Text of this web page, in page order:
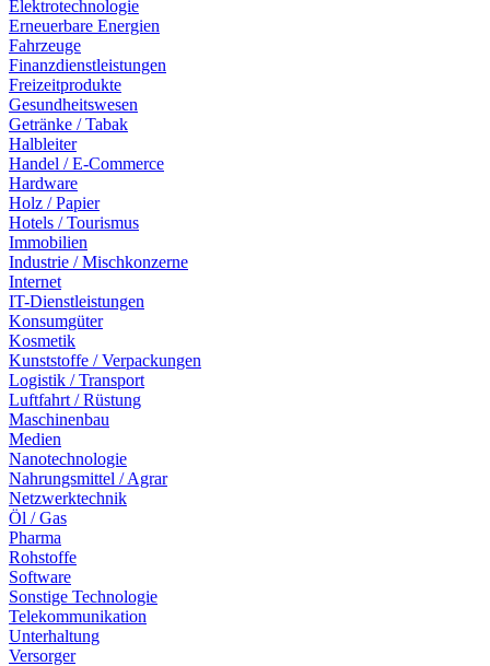
Elektrotechnologie
Erneuerbare Energien
Fahrzeuge
Finanzdienstleistungen
Freizeitprodukte
Gesundheitswesen
Getränke / Tabak
Halbleiter
Handel / E-Commerce
Hardware
Holz / Papier
Hotels / Tourismus
Immobilien
Industrie / Mischkonzerne
Internet
IT-Dienstleistungen
Konsumgüter
Kosmetik
Kunststoffe / Verpackungen
Logistik / Transport
Luftfahrt / Rüstung
Maschinenbau
Medien
Nanotechnologie
Nahrungsmittel / Agrar
Netzwerktechnik
Öl / Gas
Pharma
Rohstoffe
Software
Sonstige Technologie
Telekommunikation
Unterhaltung
Versorger